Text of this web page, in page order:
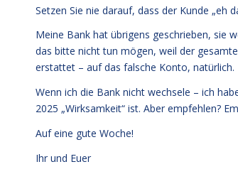
Setzen Sie nie darauf, dass der Kunde „eh
Meine Bank hat übrigens geschrieben, sie
das bitte nicht tun mögen, weil der
erstattet – auf das falsche Konto, natürlich.
Wenn ich die Bank nicht wechsele – ich
2025 „Wirksamkeit“ ist. Aber empfehlen?
Auf eine gute Woche!
Ihr und Euer